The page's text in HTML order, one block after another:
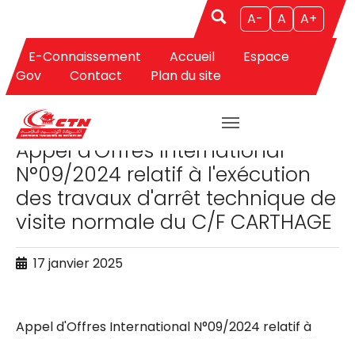
Aller au contenu principal
A- A A+
E-Connaissement Accueil
Espace
Gov
Contact Plan du site
APPELS D'OFFRES
Appel d'Offres International
N°09/2024 relatif à l'exécution
des travaux d'arrêt technique de
visite normale du C/F CARTHAGE
17 janvier 2025
Appel d'Offres International N°09/2024 relatif à